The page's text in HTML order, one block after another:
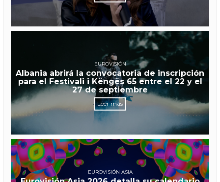
EUROVISIÓN
Albania abrirá la convocatoria de inscripción
para el Festivali i Këngës 65 entre el 22 y el
27 de septiembre
Leer más
EUROVISIÓN ASIA